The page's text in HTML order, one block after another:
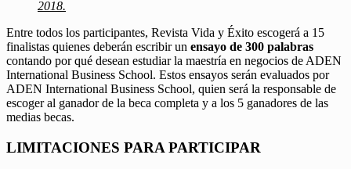
2018.
Entre todos los participantes, Revista Vida y Éxito escogerá a 15
finalistas quienes deberán escribir un ensayo de 300 palabras
contando por qué desean estudiar la maestría en negocios de ADEN
International Business School. Estos ensayos serán evaluados por
ADEN International Business School, quien será la responsable de
escoger al ganador de la beca completa y a los 5 ganadores de las
medias becas.
LIMITACIONES PARA PARTICIPAR